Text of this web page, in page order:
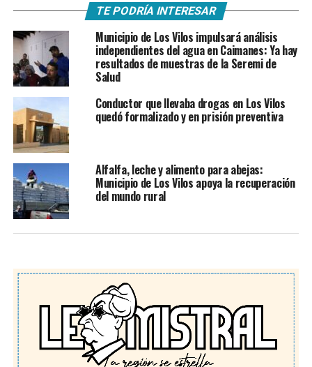
TE PODRÍA INTERESAR
Municipio de Los Vilos impulsará análisis
independientes del agua en Caimanes: Ya hay
resultados de muestras de la Seremi de
Salud
Conductor que llevaba drogas en Los Vilos
quedó formalizado y en prisión preventiva
Alfalfa, leche y alimento para abejas:
Municipio de Los Vilos apoya la recuperación
del mundo rural